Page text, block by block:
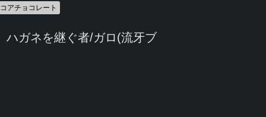
アチョコレート
ハガネを継ぐ者/ガロ(流牙ブ